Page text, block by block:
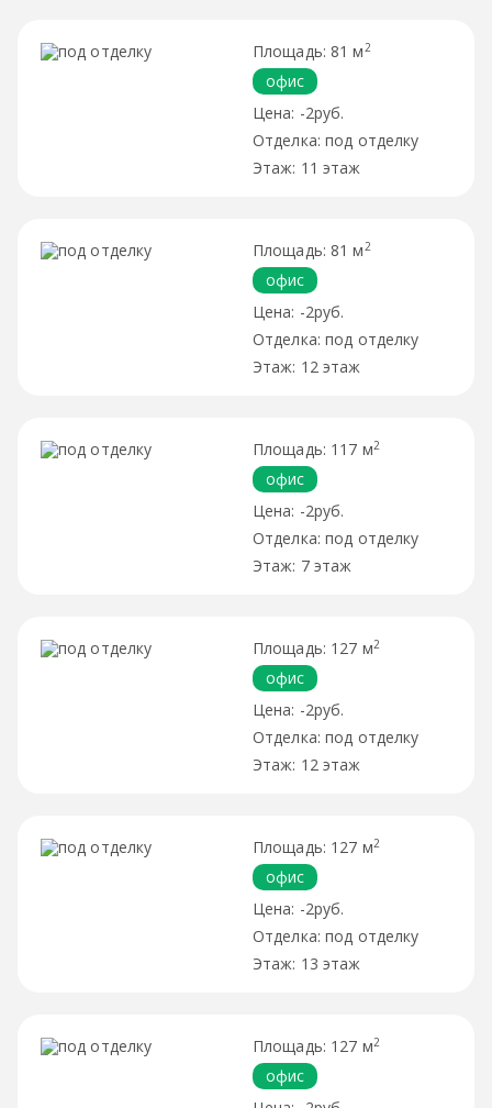
81 м 2
офис
-2руб.
под отделку
11 этаж
81 м 2
офис
-2руб.
под отделку
12 этаж
117 м2
офис
-2руб.
под отделку
7 этаж
127 м2
офис
-2руб.
под отделку
12 этаж
127 м2
офис
-2руб.
под отделку
13 этаж
127 м2
офис